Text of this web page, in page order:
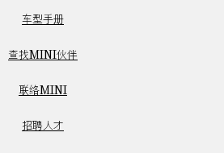
车型手册
查找MINI伙伴
联络MINI
招聘人才